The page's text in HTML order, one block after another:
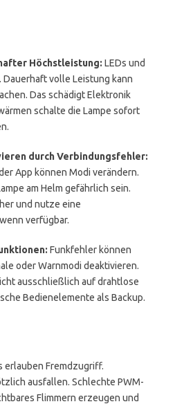
Höchstleistung: LEDs und
Dauerhaft volle Leistung kann
Das schädigt Elektronik
schalte die Lampe sofort
durch Verbindungsfehler:
App können Modi verändern.
am Helm gefährlich sein.
und nutze eine
verfügbar.
Funkfehler können
oder Warnmodi deaktivieren.
ausschließlich auf drahtlose
Bedienelemente als Backup.
erlauben Fremdzugriff.
ausfallen. Schlechte PWM-
Flimmern erzeugen und